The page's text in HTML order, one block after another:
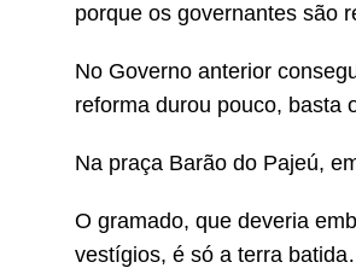
porque os governantes são
No Governo anterior
reforma durou pouco, basta
Na praça Barão do Pajeú,
O gramado, que deveria
vestígios, é só a terra